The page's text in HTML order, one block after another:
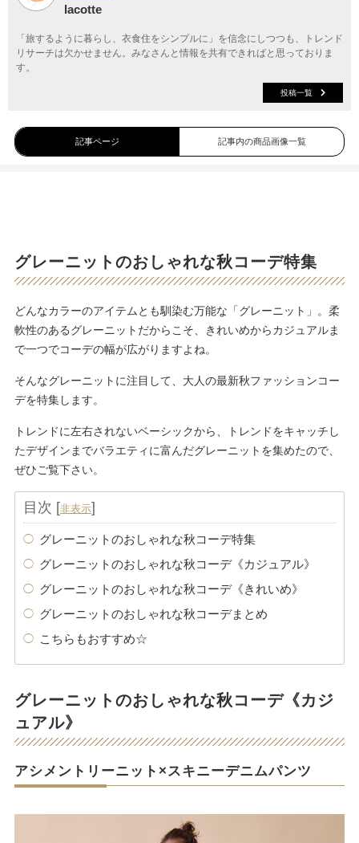
lacotte
「旅するように暮らし、衣食住をシンプルに」を信念にしつつも、トレンド
リサーチは欠かせません。みなさんと情報を共有できればと思っておりま
す。
投稿一覧
記事ページ 記事内の商品画像一覧
グレーニットのおしゃれな秋コーデ特集
どんなカラーのアイテムとも馴染む万能な「グレーニット」。柔
軟性のあるグレーニットだからこそ、きれいめからカジュアルま
で一つでコーデの幅が広がりますよね。
そんなグレーニットに注目して、大人の最新秋ファッションコー
デを特集します。
トレンドに左右されないベーシックから、トレンドをキャッチし
たデザインまでバラエティに富んだグレーニットを集めたので、
ぜひご覧下さい。
目次 [非表示]
グレーニットのおしゃれな秋コーデ特集
グレーニットのおしゃれな秋コーデ《カジュアル》
グレーニットのおしゃれな秋コーデ《きれいめ》
グレーニットのおしゃれな秋コーデまとめ
こちらもおすすめ☆
グレーニットのおしゃれな秋コーデ《カジ
ュアル》
アシメントリーニット×スキニーデニムパンツ